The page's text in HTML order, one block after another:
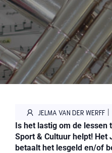
JELMA VAN DER WERFF |
Is het lastig om de lessen
Sport & Cultuur helpt! Het
betaalt het lesgeld en/of